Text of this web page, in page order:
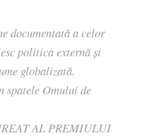
documentată a celor
politica externă şi
globalizată.
spatele Omului de
AL PREMIULUI